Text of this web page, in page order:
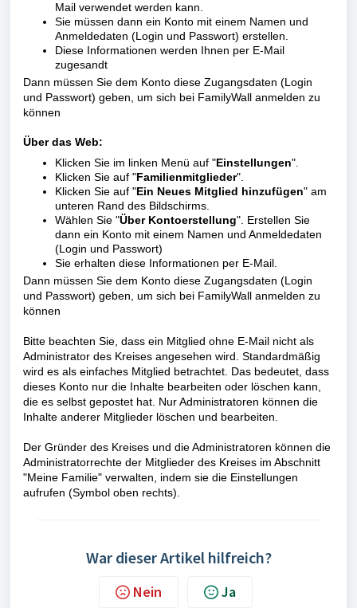
Mail verwendet werden kann.
Sie müssen dann ein Konto mit einem Namen und
Anmeldedaten (Login und Passwort) erstellen.
Diese Informationen werden Ihnen per E-Mail
zugesandt
Dann müssen Sie dem Konto diese Zugangsdaten (Login
und Passwort) geben, um sich bei FamilyWall anmelden zu
können
Über das Web:
Klicken Sie im linken Menü auf "Einstellungen".
Klicken Sie auf "Familienmitglieder".
Klicken Sie auf "Ein Neues Mitglied hinzufügen" am
unteren Rand des Bildschirms.
Wählen Sie "ÜberKontoerstellung". Erstellen Sie
dann ein Konto mit einem Namen und Anmeldedaten
(Login und Passwort)
Sie erhalten diese Informationen per E-Mail.
Dann müssen Sie dem Konto diese Zugangsdaten (Login
und Passwort) geben, um sich bei FamilyWall anmelden zu
können
Bitte beachten Sie, dass ein Mitglied ohne E-Mail nicht als
Administrator des Kreises angesehen wird. Standardmäßig
wird es als einfaches Mitglied betrachtet. Das bedeutet, dass
dieses Konto nur die Inhalte bearbeiten oder löschen kann,
die es selbst gepostet hat. Nur Administratoren können die
Inhalte anderer Mitglieder löschen und bearbeiten.
Der Gründer des Kreises und die Administratoren können die
Administratorrechte der Mitglieder des Kreises im Abschnitt
"Meine Familie" verwalten, indem sie die Einstellungen
aufrufen (Symbol oben rechts).
War dieser Artikel hilfreich?
Nein Ja